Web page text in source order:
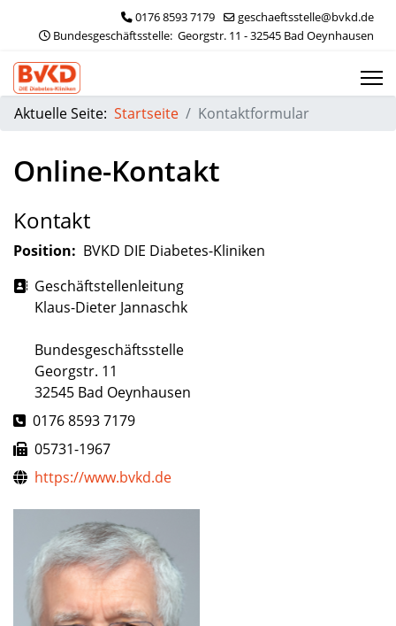
0176 8593 7179
geschaeftsstelle@bvkd.de
Bundesgeschäftsstelle:  Georgstr. 11 - 32545 Bad Oeynhausen
Aktuelle Seite: Startseite Kontaktformular
Online-Kontakt
Kontakt
Position: BVKD DIE Diabetes-Kliniken
Adresse
Geschäftstellenleitung
Klaus-Dieter Jannaschk
Bundesgeschäftsstelle
Georgstr. 11
32545 Bad Oeynhausen
Telefon
0176 8593 7179
Fax
05731-1967
Website
https://www.bvkd.de